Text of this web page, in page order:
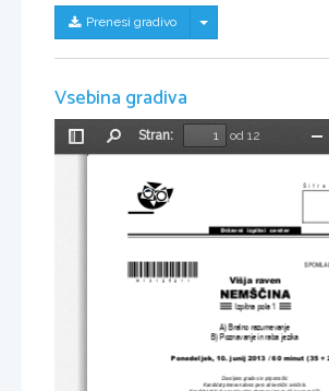
Prenesi gradivo Skrij/prikaži meni
Vsebina gradiva
Preklopi
Stran:
od 12
Izpitna pola 1
A) Bralno razumevanje
B) Poznavanje in raba jezika
Dovoljeno gradivo in pripomočki:
Kandidat prinese nalivno pero ali kemični svinčnik.
Ponedeljek, 10. junij 2013 / 60 minut (35 +
Višja raven
Državni  izpitni  center
Šifra